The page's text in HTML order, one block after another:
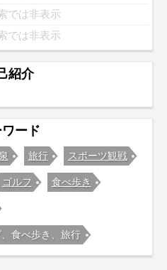
では非表示
では非表示
紹介
ード
旅行 スポーツ観戦
ゴルフ 食べ歩き
食べ歩き、旅行